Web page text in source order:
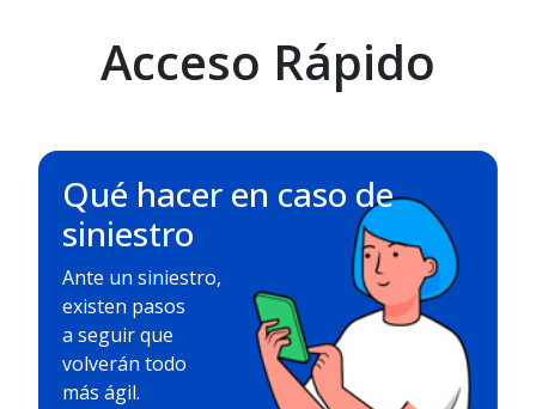
Acceso Rápido
Qué hacer en caso de
siniestro
Ante un siniestro,
existen pasos
a seguir que
volverán todo
más ágil.